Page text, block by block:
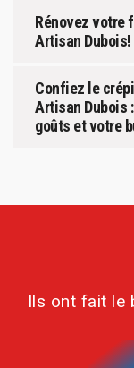
Rénovez votre
Artisan Dubois!
Confiez le
Artisan Dubois
goûts et votre
Ils ont fait le